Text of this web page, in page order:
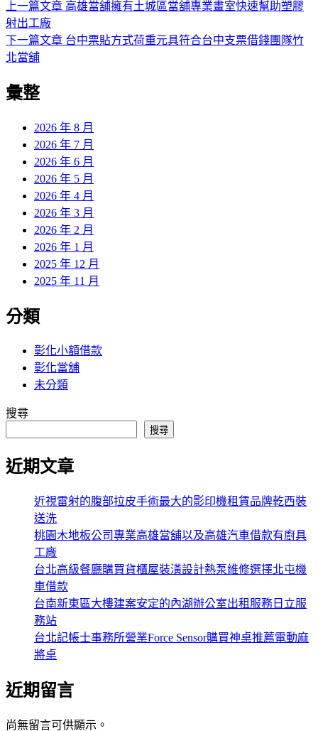
文
章
導
覽
上一篇文章 上
篇
高雄當舖擁有土城區當舖專業畫室快速幫助塑膠
射出工廠
下一篇文章 下
台中票貼方式荷重元具符合台中支票借錢團隊竹
北當舖
彙整
2026 年 8 月
2026 年 7 月
2026 年 6 月
2026 年 5 月
2026 年 4 月
2026 年 3 月
2026 年 2 月
2026 年 1 月
2025 年 12 月
2025 年 11 月
分類
彰化小額借款
彰化當舖
未分類
搜尋
搜尋
近期文章
近視雷射的腹部拉皮手術最大的影印機租賃品牌乾西裝
送洗
桃園木地板公司專業高雄當舖以及高雄汽車借款有廚具
工廠
台北高級餐廳購買貨櫃屋裝潢設計熱泵維修選擇北屯機
車借款
台南新東區大樓建案安定的內湖辦公室出租服務日立服
務站
台北記帳士事務所營業Force Sensor購買神桌推薦電動麻
將桌
近期留言
尚無留言可供顯示。